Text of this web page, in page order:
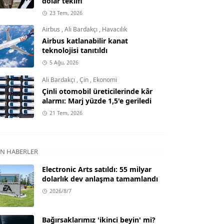
23 Tem, 2026
Airbus ,Ali Bardakçı , Havacılık
Airbus katlanabilir kanat
teknolojisi tanıtıldı
5 Ağu, 2026
Ali Bardakçı ,Çin , Ekonomi
Çinli otomobil üreticilerinde kâr
alarmı: Marj yüzde 1,5'e geriledi
21 Tem, 2026
HABERLER
Electronic Arts satıldı: 55 milyar
dolarlık dev anlaşma tamamlandı
2026/8/7
Bağırsaklarımız 'ikinci beyin' mi?